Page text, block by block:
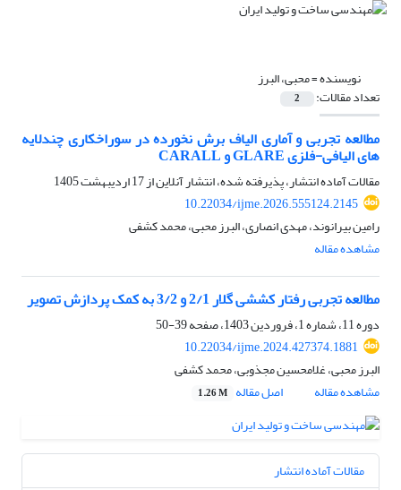
نویسنده =محبی، البرز
تعداد مقالات: 2
مطالعه تجربی و آماری الیاف برش نخورده در سوراخکاری چندلایه
های الیافی-فلزی GLARE و CARALL
مقالات آماده انتشار، پذیرفته شده، انتشار آنلاین از17 اردیبهشت 1405
10.22034/ijme.2026.555124.2145
رامین بیرانوند، مهدی انصاری، البرز محبی، محمد کشفی
مشاهده مقاله
مطالعه تجربی رفتار کششی گلار 2/1 و 3/2 به کمک پردازش تصویر
دوره 11، شماره 1، فروردین 1403، صفحه
39-50
10.22034/ijme.2024.427374.1881
البرز محبی، غلامحسین مجذوبی، محمد کشفی
مشاهده مقاله
اصل مقاله 1.26 M
مقالات آماده انتشار